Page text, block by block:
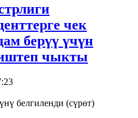
чек
берүү үчүн
иштеп чыкты